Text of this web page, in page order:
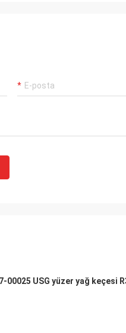
USG yüzer yağ keçesi